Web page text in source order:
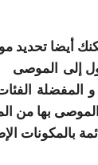
أيضا تحديد
إلى الموصى
و المفضلة
بها من
بالمكونات